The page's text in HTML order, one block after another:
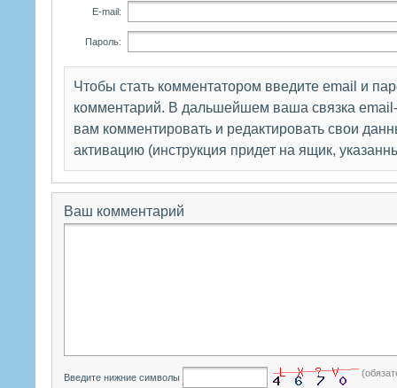
E-mail:
Пароль:
Чтобы стать комментатором введите email и
комментарий. В дальшейшем ваша связка
вам комментировать и редактировать свои
активацию (инструкция придет на ящик,
Ваш комментарий
Введите нижние символы